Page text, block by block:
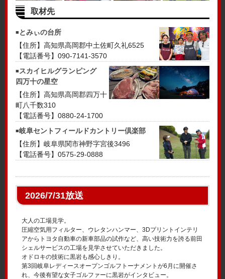
取材先
とみぃの台所
【住所】高知県高岡郡中土佐町久礼6525
【電話番号】090-7141-3570
スカイヒルグランピング
四万十の星空
【住所】高知県高岡郡四万十
町八千数310
【電話番号】0880-24-1700
岐阜セントフィールドカントリー倶楽部
【住所】岐阜県関市神野字宮後3496
【電話番号】0575-29-0888
2026/7/31放送
大人の工場見学。
圧縮空気用フィルター、ウレタンハンマー、3Dプリントインテリ
アからトヨタ自動車の新車部品の試作など、高い技術力を誇る前田
シェルサービスの工場を見学させていただきました。
オドロキの技術に黒岩も感心しきり。
第3回岐阜レディースオープンゴルフトーナメントが6月に開催さ
れ、今後有望な女子ゴルファーに黒岩がインタビュー。